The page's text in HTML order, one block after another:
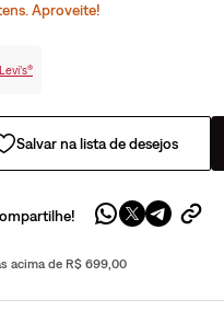
ns. Aproveite!
acima de R$ 699,00